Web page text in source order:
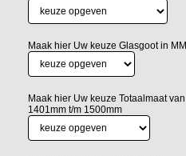
Maak hier Uw keuze Glasgoot in MM
Maak hier Uw keuze Totaalmaat van
1401mm t/m 1500mm